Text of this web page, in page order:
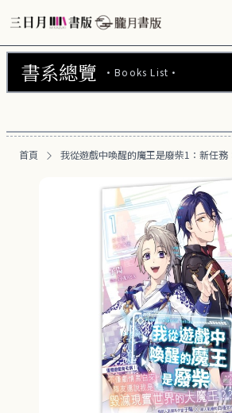
書系總覽 ·Books List·
朧月書版 (275)
周邊商品 (260)
首頁 我從遊戲中喚醒的魔王是廢柴1：新任務